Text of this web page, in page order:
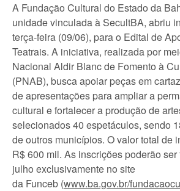
A Fundação Cultural do Estado da
unidade vinculada à SecultBA, abriu
terça-feira (09/06), para o Edital de
Teatrais. A iniciativa, realizada por
Nacional Aldir Blanc de Fomento à
(PNAB), busca apoiar peças em
de apresentações para ampliar a
cultural e fortalecer a produção de
selecionados 40 espetáculos, sendo
de outros municípios. O valor total de
R$ 600 mil. As inscrições poderão
julho exclusivamente no site
da Funceb (www.ba.gov.br/